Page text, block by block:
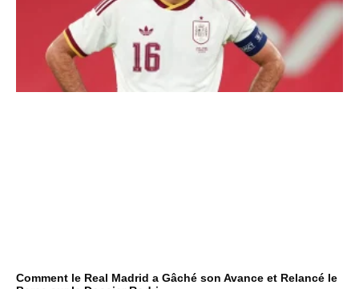
Comment le Real Madrid a Gâché son Avance et Relancé le